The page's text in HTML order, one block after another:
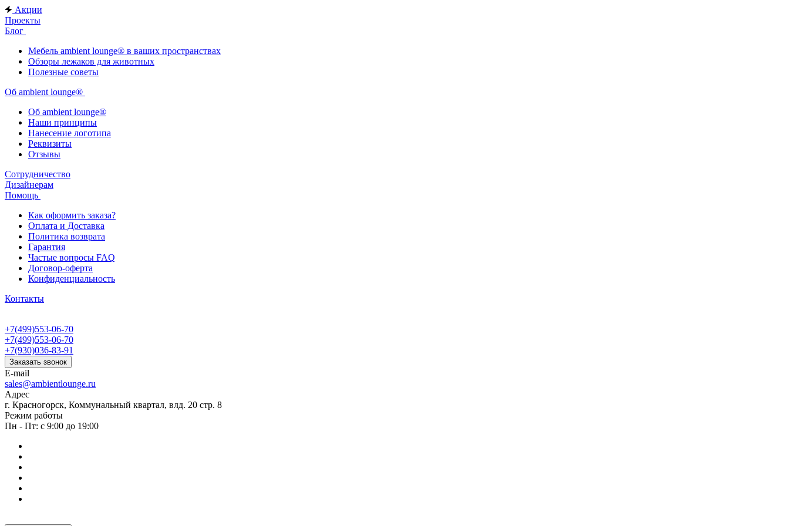
Акции
Проекты
Блог
Мебель ambient lounge® в ваших пространствах
Обзоры лежаков для животных
Полезные советы
Об ambient lounge®
Oб ambient lounge®
Наши принципы
Нанесение логотипа
Реквизиты
Отзывы
Сотрудничество
Дизайнерам
Помощь
Как оформить заказа?
Оплата и Доставка
Политика возврата
Гарантия
Частые вопросы FAQ
Договор-оферта
Конфиденциальность
Контакты
+7(499)553-06-70
+7(499)553-06-70
+7(930)036-83-91
Заказать звонок
E-mail
sales@ambientlounge.ru
Адрес
г. Красногорск, Коммунальный квартал, влд. 20 стр. 8
Режим работы
Пн - Пт: с 9:00 до 19:00